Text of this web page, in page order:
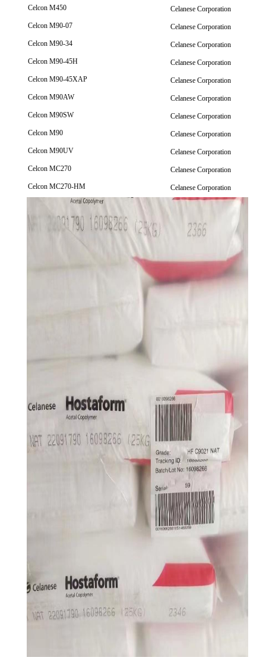
Celcon M450
Celanese Corporation
Celcon M90-07
Celanese Corporation
Celcon M90-34
Celanese Corporation
Celcon M90-45H
Celanese Corporation
Celcon M90-45XAP
Celanese Corporation
Celcon M90AW
Celanese Corporation
Celcon M90SW
Celanese Corporation
Celcon M90
Celanese Corporation
Celcon M90UV
Celanese Corporation
Celcon MC270
Celanese Corporation
Celcon MC270-HM
Celanese Corporation